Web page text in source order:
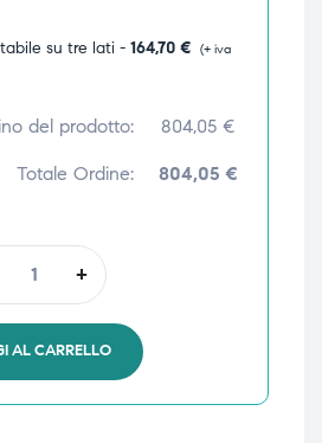
su tre lati - 164,70 € (+ iva
del prodotto: 804,05 €
Totale Ordine: 804,05 €
+
AL CARRELLO